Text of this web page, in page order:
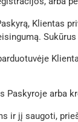
Klientas
arba
ir jį saugoti,